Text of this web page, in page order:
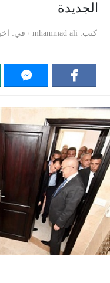
الجديدة
كتب mhammad ali في